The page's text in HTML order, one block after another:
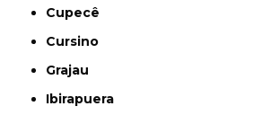
Cupecê
Cursino
Grajau
Ibirapuera